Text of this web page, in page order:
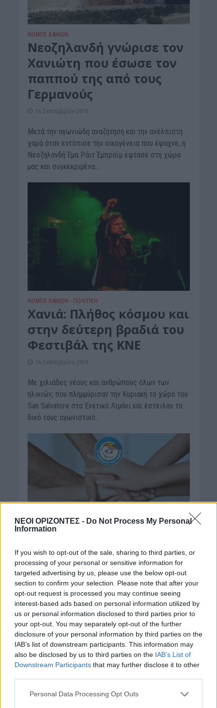
ΝΕΟΙ ΟΡΙΖΟΝΤΕΣ - Do Not Process My Personal
Information
If you wish to opt-out of the sale, sharing to third parties, or
processing of your personal or sensitive information for
targeted advertising by us, please use the below opt-out
section to confirm your selection. Please note that after your
opt-out request is processed you may continue seeing
interest-based ads based on personal information utilized by
us or personal information disclosed to third parties prior to
your opt-out. You may separately opt-out of the further
disclosure of your personal information by third parties on the
IAB’s list of downstream participants. This information may
also be disclosed by us to third parties on the IAB’s List of
Downstream Participants that may further disclose it to other
Personal Data Processing Opt Outs
ΝΟΜΌΣ ΧΑΝΊΩΝ
Νεοζηλανδή γνώρισε τον
Χανιώτη που έσωσε τον
παππού της από τους
Γερμανούς
16 Σεπτεμβρίου 2019
Μετά την αγωνιώδη αναζήτηση και την ανέλπιστη
χαρά όταν εντόπισε την οικογένεια που έψαχνε, η
Νεοζηλανδή Έμα Ράιτ Έμπραϊμ έφτασε στη χώρα
μας και συγκεκριμένα...
ΝΟΜΌΣ ΧΑΝΊΩΝ • ΠΟΛΙΤΙΚΗ
Χανιά: Πλήθος κόσμου και
στην δεύτερη βραδιά του
Φεστιβάλ της ΚΝΕ
16 Σεπτεμβρίου 2019
Με χιλιάδες νέους και ανθρώπους όλων των
ηλικιών, που πλημμύρισαν την Κυριακή το χώρο του
San Salvatore στο Ενετικό Λιμάνι και έστειλαν το
δικό τους αγωνιστικό...
ΝΟΜΌΣ ΧΑΝΊΩΝ
Χαμόγελο του Παιδιού:
Για 5η χρονιά τα «Κέντρα
Στήριξης Παιδιού &
Οικογένειας»
16 Σεπτεμβρίου 2019
«Το Χαμόγελο του Παιδιού», για 5η συνεχή χρονιά,
πραγματοποιεί την Εβδομάδα Οικογενειακού